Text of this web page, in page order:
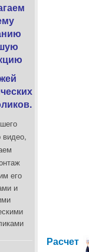
видео,
его
и
Расчет